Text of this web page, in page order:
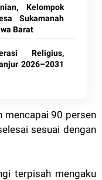
Kelompok
Sukamanah
Barat
Religius,
2026–2031
mencapai 90 persen
sesuai dengan
terpisah mengaku